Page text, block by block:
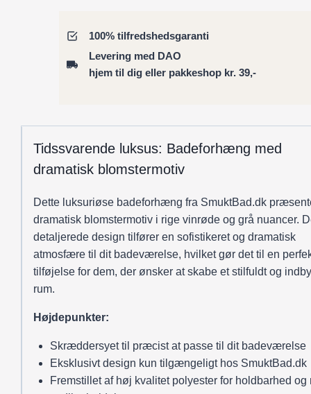
og
grå
100% tilfredshedsgaranti
Levering med DAO
hjem til dig eller pakkeshop kr. 39,-
Tidssvarende luksus: Badeforhæng med
dramatisk blomstermotiv
Dette luksuriøse badeforhæng fra SmuktBad.dk
dramatisk blomstermotiv i rige vinrøde og grå nuancer.
detaljerede design tilfører en sofistikeret og dramatisk
atmosfære til dit badeværelse, hvilket gør det til en
tilføjelse for dem, der ønsker at skabe et stilfuldt og
rum.
Højdepunkter:
Skræddersyet til præcist at passe til dit badeværelse
Eksklusivt design kun tilgængeligt hos SmuktBad.dk
Fremstillet af høj kvalitet polyester for holdbarhed og